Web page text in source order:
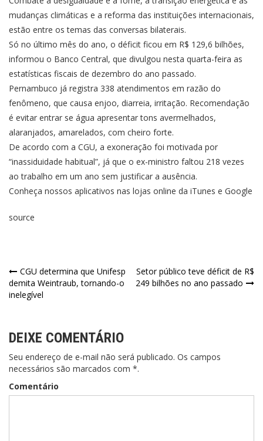
mudanças climáticas e a reforma das instituições internacionais,
estão entre os temas das conversas bilaterais.
Só no último mês do ano, o déficit ficou em R$ 129,6 bilhões,
informou o Banco Central, que divulgou nesta quarta-feira as
estatísticas fiscais de dezembro do ano passado.
Pernambuco já registra 338 atendimentos em razão do
fenômeno, que causa enjoo, diarreia, irritação. Recomendação
é evitar entrar se água apresentar tons avermelhados,
alaranjados, amarelados, com cheiro forte.
De acordo com a CGU, a exoneração foi motivada por
“inassiduidade habitual”, já que o ex-ministro faltou 218 vezes
ao trabalho em um ano sem justificar a ausência.
Conheça nossos aplicativos nas lojas online da iTunes e Google
source
CGU determina que Unifesp
demita Weintraub, tornando-o
inelegível
Setor público teve déficit de R$
249 bilhões no ano passado
DEIXE COMENTÁRIO
Seu endereço de e-mail não será publicado. Os campos
necessários são marcados com *.
Comentário